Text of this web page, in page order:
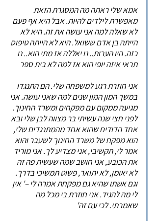
אמא שלי ראתה מה המסגרת הזאת
מאפשרת לילדים להיות. אבל היא אף פעם
לא שאלה למה אני עושה את זה. היא לא
הייתה בן אדם ששואל. היא לא הייתה טיפוס
כזה. היו הערות.. נו יאללה אז מתי הוא.. נו
תראי איזה יופי הוא אז למה לא בית ספר
אני חוזרת רגע למשפחה שלי. הם התנגדו
במשך המון המון שנים למה שאני עושה. אני
מגיעה ממקום עם מפקחים ומשרד החינוך.
לפני חצי שנה עשיתי בר מצווה לבן שלי ובא
אחד הדודים שהוא אחד מהמתנגדים שלי,
הוא מפקח של משרד החינוך לשעבר והוא
אמר לי, תקשיבי, אני מצדיע לך. אני מוריד
את הכובע, אני חושב שמה שעשית פה זה
לא יאומן, לא יתואר, פשוט תמשיכי בדרך.
וגם אשתו שהיא גם מפקחת אמרה לי –' אין
לי מה להגיד. אני חוזרת בי מכל מה
שאמרתי. לכי עם זה'